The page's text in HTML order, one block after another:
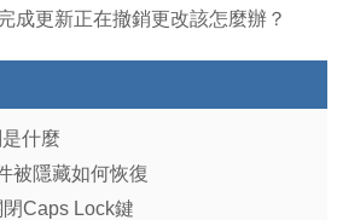
成更新正在撤銷更改該怎麼辦？
什麼
被隱藏如何恢復
Caps Lock鍵